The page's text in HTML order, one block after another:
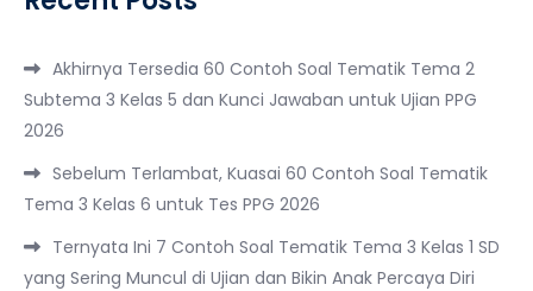
Akhirnya Tersedia 60 Contoh Soal Tematik Tema 2
Subtema 3 Kelas 5 dan Kunci Jawaban untuk Ujian PPG
2026
Sebelum Terlambat, Kuasai 60 Contoh Soal Tematik
Tema 3 Kelas 6 untuk Tes PPG 2026
Ternyata Ini 7 Contoh Soal Tematik Tema 3 Kelas 1 SD
yang Sering Muncul di Ujian dan Bikin Anak Percaya Diri